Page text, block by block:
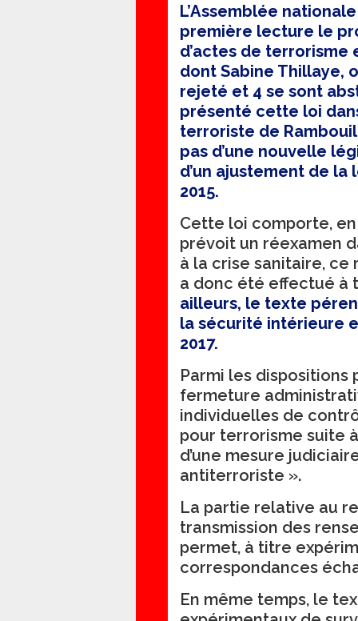
L’Assemblée
première lecture le
d’actes de terrorisme
dont Sabine Thillaye,
rejeté et 4 se sont
présenté cette loi
terroriste de
pas d’une nouvelle
d’un ajustement de
2015.
Cette loi comporte,
prévoit un réexamen
à la crise sanitaire, ce
a donc été effectué à
ailleurs, le texte
la sécurité intérieure
2017.
Parmi les
fermeture
individuelles de
pour terrorisme suite
d’une mesure
antiterroriste ».
La partie relative au
transmission des
permet, à titre
correspondances
En même temps, le